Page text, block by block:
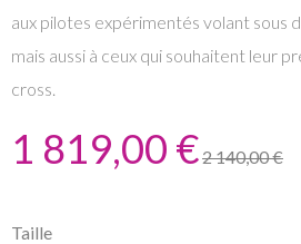
aux pilotes expérimentés volant sous
mais aussi à ceux qui souhaitent leur
cross.
1 819,00 €2 140,00 €
Taille